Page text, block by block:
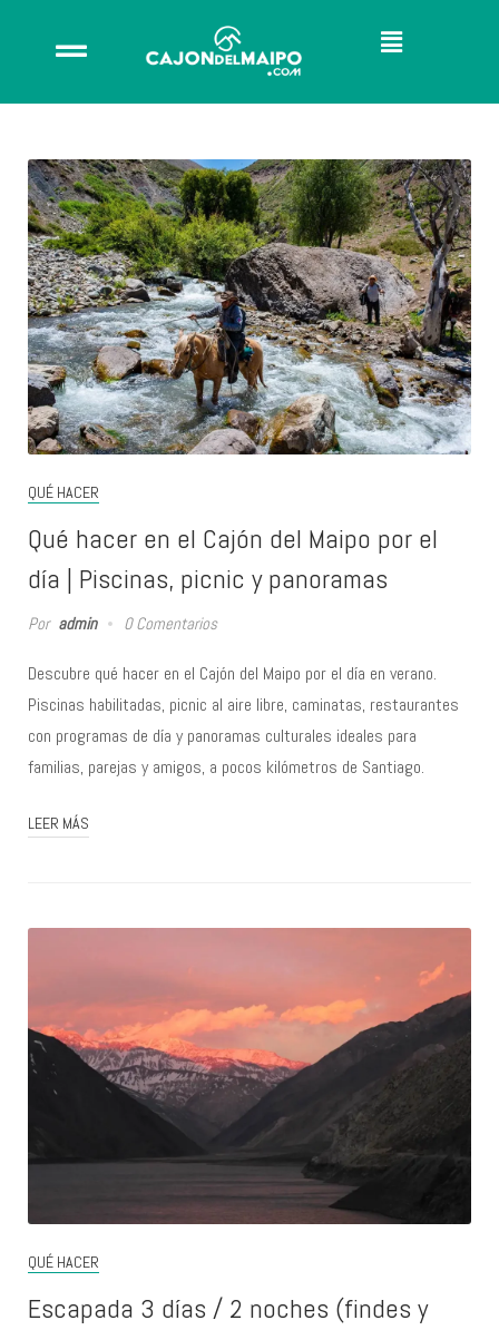
QUÉ HACER
Qué hacer en el Cajón del Maipo por el
día | Piscinas, picnic y panoramas
Por admin 0 Comentarios
Descubre qué hacer en el Cajón del Maipo por el día en verano.
Piscinas habilitadas, picnic al aire libre, caminatas, restaurantes
con programas de día y panoramas culturales ideales para
familias, parejas y amigos, a pocos kilómetros de Santiago.
LEER MÁS
QUÉ HACER
Escapada 3 días / 2 noches (findes y